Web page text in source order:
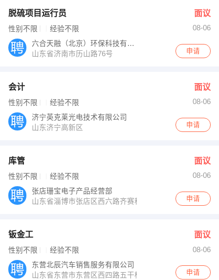
脱硫项目运行员 面议
性别不限 经验不限
08-06
六合天融（北京）环保科技有限公司
山东省济南市历山路76号
申请
会计 面议
性别不限 经验不限
08-06
济宁英克莱光电技术有限公司
山东济宁高新区
申请
库管 面议
性别不限 经验不限
08-06
张店珊宝电子产品经营部
山东省淄博市张店区西六路齐赛科技一期4楼4021申请
钣金工 面议
性别不限 经验不限
08-06
东营北辰汽车销售服务有限公司
山东省东营市东营区西四路五干桥南800米路东
申请